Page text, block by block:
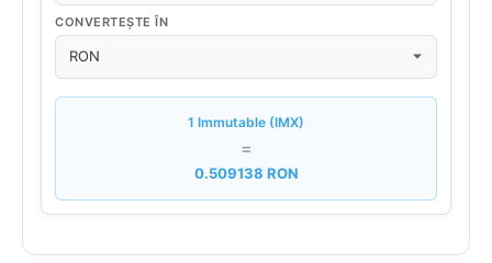
CONVERTEȘTE ÎN
1 Immutable (IMX)
=
0.509138 RON